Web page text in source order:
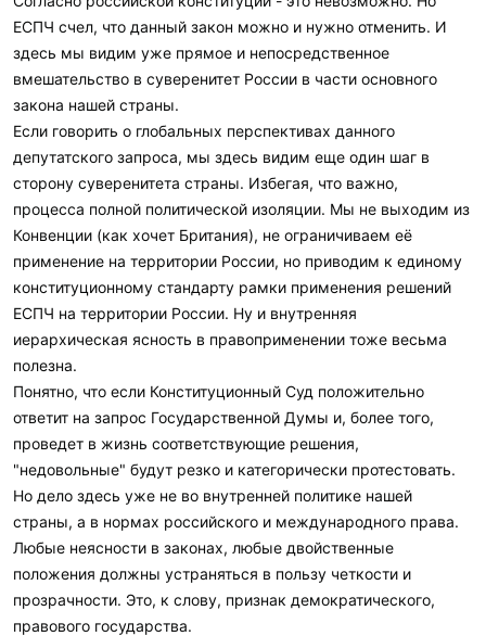
ЕСПЧ счел, что данный закон можно и нужно отменить. И
здесь мы видим уже прямое и непосредственное
вмешательство в суверенитет России в части основного
закона нашей страны.
Если говорить о глобальных перспективах данного
депутатского запроса, мы здесь видим еще один шаг в
сторону суверенитета страны. Избегая, что важно,
процесса полной политической изоляции. Мы не выходим из
Конвенции (как хочет Британия), не ограничиваем её
применение на территории России, но приводим к единому
конституционному стандарту рамки применения решений
ЕСПЧ на территории России. Ну и внутренняя
иерархическая ясность в правоприменении тоже весьма
полезна.
Понятно, что если Конституционный Суд положительно
ответит на запрос Государственной Думы и, более того,
проведет в жизнь соответствующие решения,
"недовольные" будут резко и категорически протестовать.
Но дело здесь уже не во внутренней политике нашей
страны, а в нормах российского и международного права.
Любые неясности в законах, любые двойственные
положения должны устраняться в пользу четкости и
прозрачности. Это, к слову, признак демократического,
правового государства.